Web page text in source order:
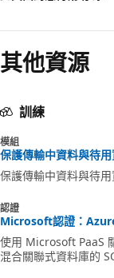
其他資源
訓練
模組
保護傳輸中資料與待
保護傳輸中資料與待
認證
Microsoft認證：
使用 Microsoft PaaS
混合關聯式資料庫的